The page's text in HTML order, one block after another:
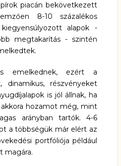
piacán bekövetkezett
8-10 százalékos
alapok -
megtakarítás - szintén
emelkednek, ezért a
dinamikus, részvényeket
is jól állnak, ha
hozamot még, mint
arányban tartók. 4-6
a többségük már elért az
portfóliója például
magára.